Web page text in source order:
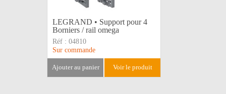
LEGRAND • Support pour 4
Borniers / rail omega
Réf : 04810
Sur commande
ajouter au panier voir le produit